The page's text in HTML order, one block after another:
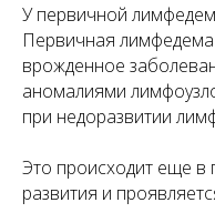
У первичной
Первичная лимфедема
врожденное
аномалиями
при недоразвитии
Это происходит еще в
развития и